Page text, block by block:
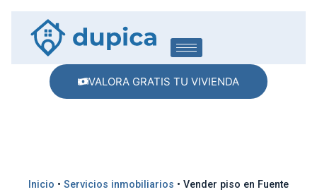
VALORA GRATIS TU VIVIENDA
Inicio • Servicios inmobiliarios • Vender piso en Fuente